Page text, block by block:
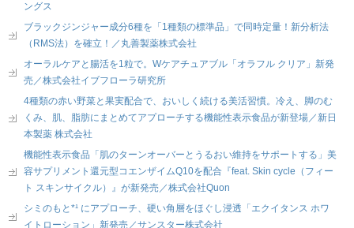
ングス
ブラックジンジャー成分6種を「1種類の標準品」で同時定量！新分析法
（RMS法）を確立！／丸善製薬株式会社
オーラルケアと腸活を1粒で。Wケアチュアブル「オラフル クリア」新発
売／株式会社イブフローラ研究所
4種類の赤い野菜と果実配合で、おいしく続ける美活習慣。冷え、脚のむ
くみ、肌、脂肪にまとめてアプローチする機能性表示食品が新登場／新日
本製薬 株式会社
機能性表示食品「肌のターンオーバーとうるおい維持をサポートする」美
容サプリメント還元型コエンザイムQ10を配合『feat. Skin cycle（フィー
ト スキンサイクル）』が新発売／株式会社Quon
シミのもと*¹ にアプローチ、硬い角層をほぐし浸透「エクイタンス ホワ
イトローション」新発売／サンスター株式会社